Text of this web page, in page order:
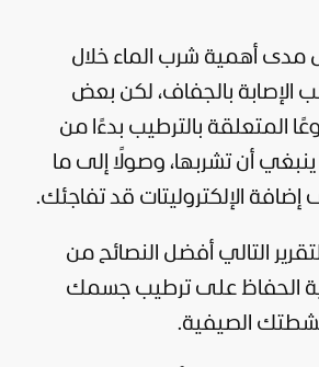
مدى أهمية شرب الماء خلال
الإصابة بالجفاف، لكن بعض
المتعلقة بالترطيب بدءًا من
أن تشربها، وصولًا إلى ما
إضافة الإلكتروليتات قد تفاجئك.
التالي أفضل النصائح من
الحفاظ على ترطيب جسمك
الصيفية.